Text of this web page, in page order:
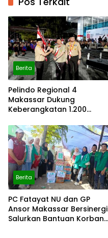
Berita
Pelindo Regional 4
Makassar Dukung
Keberangkatan 1.200
Berita
PC Fatayat NU dan GP
Ansor Makassar Bersinergi
Salurkan Bantuan Korban
Berita